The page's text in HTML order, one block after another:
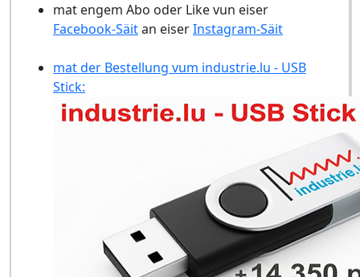
mat engem Abo oder Like vun eiser
Facebook-Säitan eiserInstagram-Säit
mat der Bestellung vum industrie.lu - USB
Stick: